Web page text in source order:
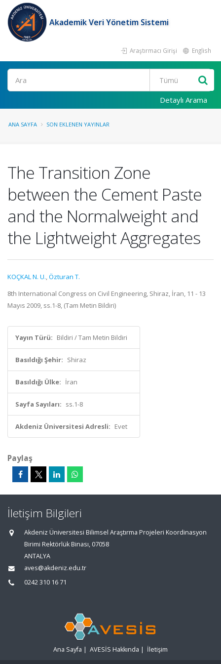
Akademik Veri Yönetim Sistemi
Araştırmacı Girişi English
Ara
Detaylı Arama
ANA SAYFA SON EKLENEN YAYINLAR
The Transition Zone
between the Cement Paste
and the Normalweight and
the Lightweight Aggregates
KOÇKAL N. U.,Özturan T.
8th International Congress on Civil Engineering, Shiraz, İran, 11 - 13
Mayıs 2009, ss.1-8, (Tam Metin Bildiri)
Yayın Türü: Bildiri / Tam Metin Bildiri
Basıldığı Şehir: Shiraz
Basıldığı Ülke: İran
Sayfa Sayıları: ss.1-8
Akdeniz Üniversitesi Adresli: Evet
Paylaş
İletişim Bilgileri
Akdeniz Üniversitesi Bilimsel Araştırma Projeleri Koordinasyon
Birimi Rektörlük Binası, 07058
ANTALYA
aves@akdeniz.edu.tr
0242 310 16 71
Ana Sayfa | AVESİS Hakkında | İletişim